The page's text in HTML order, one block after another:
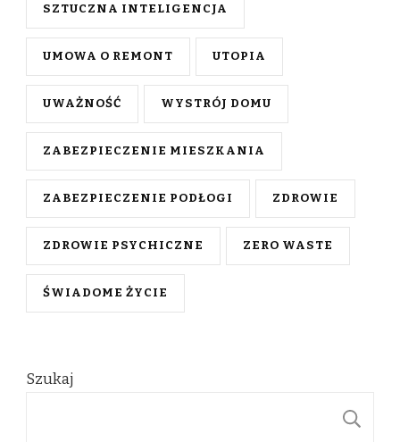
SZTUCZNA INTELIGENCJA
UMOWA O REMONT UTOPIA
UWAŻNOŚĆ WYSTRÓJ DOMU
ZABEZPIECZENIE MIESZKANIA
ZABEZPIECZENIE PODŁOGI ZDROWIE
ZDROWIE PSYCHICZNE ZERO WASTE
ŚWIADOME ŻYCIE
Szukaj